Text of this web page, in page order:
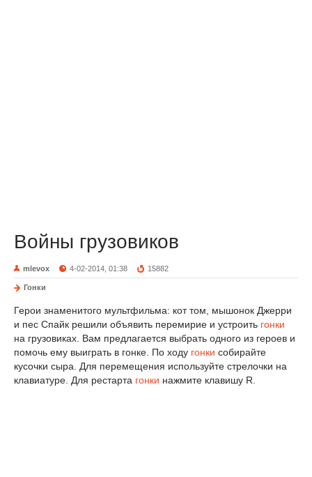
Войны грузовиков
mlevox 4-02-2014, 01:38 15882
Гонки
Герои знаменитого мультфильма: кот том, мышонок Джерри
и пес Спайк решили объявить перемирие и устроить гонки
на грузовиках. Вам предлагается выбрать одного из героев и
помочь ему выиграть в гонке. По ходу гонки собирайте
кусочки сыра. Для перемещения используйте стрелочки на
клавиатуре. Для рестарта гонки нажмите клавишу R.